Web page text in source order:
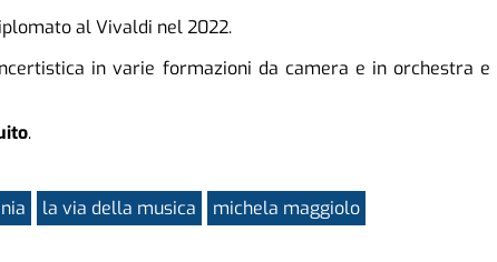
al Vivaldi nel 2022.
in varie formazioni da camera e in orchestra e
.
la via della musica
michela maggiolo